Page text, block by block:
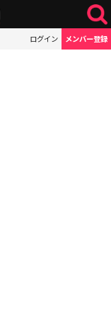
ログイン メンバー登録